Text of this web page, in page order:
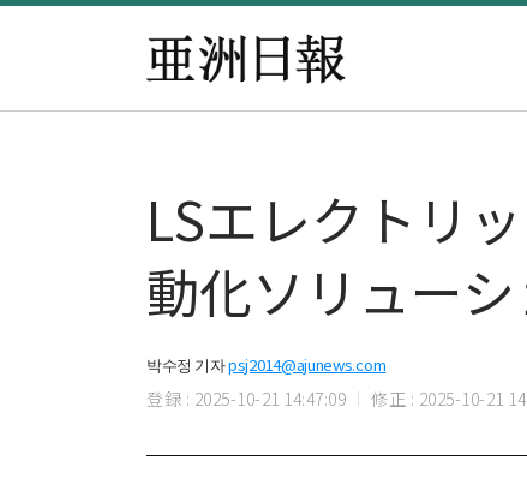
LSエレクトリ
動化ソリュー
박수정 기자psj2014@ajunews.com
登録 : 2025-10-21 14:47:09 修正 : 2025-10-21